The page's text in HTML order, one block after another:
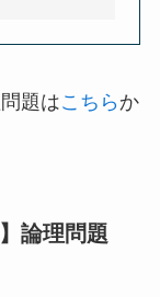
題はこちら か
論理問題